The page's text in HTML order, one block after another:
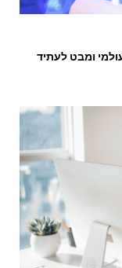
ומבט לעתיד